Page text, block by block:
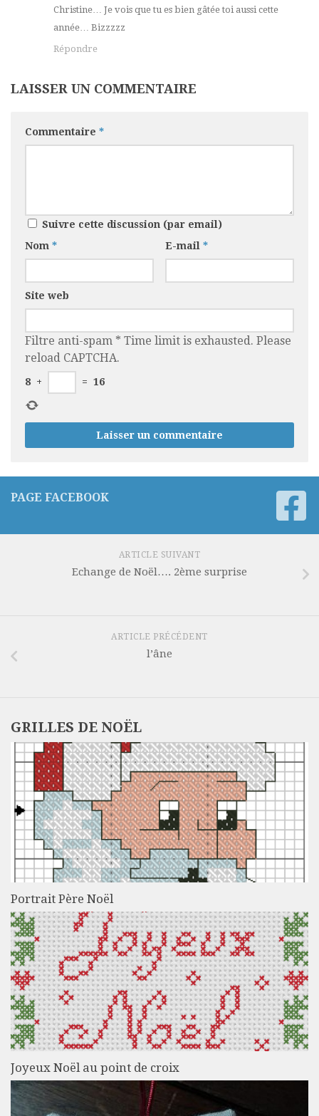
Christine… Je vois que tu es bien gâtée toi aussi cette
année… Bizzzzz
Répondre
LAISSER UN COMMENTAIRE
Commentaire *
Suivre cette discussion (par email)
Nom * E-mail *
Site web
Filtre anti-spam * Time limit is exhausted. Please
reload CAPTCHA.
8 + = 16
PAGE FACEBOOK
ARTICLE SUIVANT
Echange de Noël…. 2ème surprise
ARTICLE PRÉCÉDENT
l’âne
GRILLES DE NOËL
Portrait Père Noël
Joyeux Noël au point de croix